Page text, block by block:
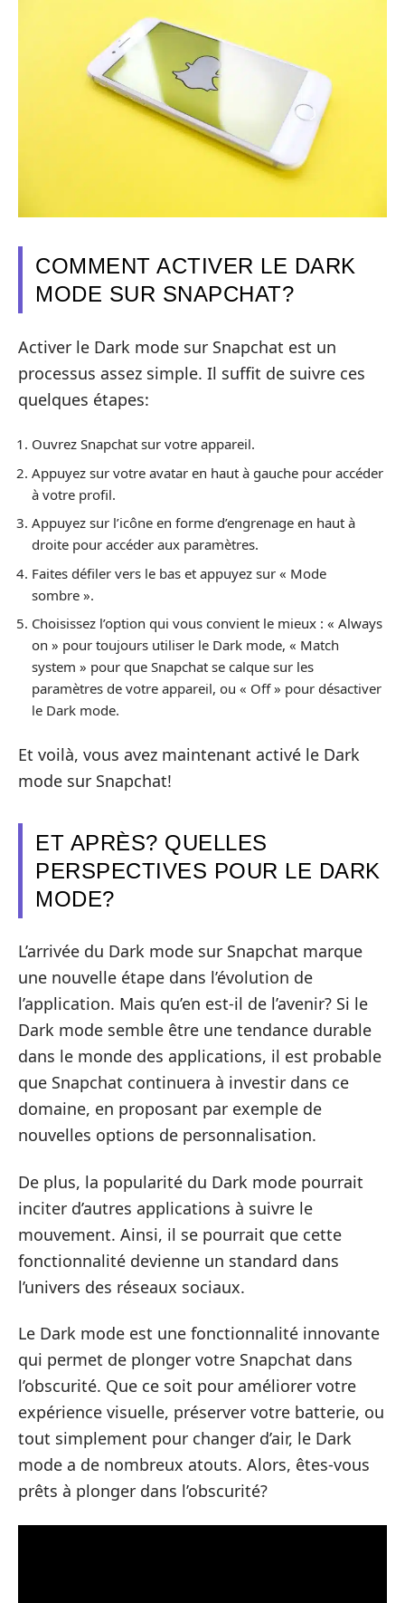
COMMENT ACTIVER LE DARK
MODE SUR SNAPCHAT?
Activer le Dark mode sur Snapchat est un
processus assez simple. Il suffit de suivre ces
quelques étapes:
Ouvrez Snapchat sur votre appareil.
Appuyez sur votre avatar en haut à gauche pour accéder
à votre profil.
Appuyez sur l’icône en forme d’engrenage en haut à
droite pour accéder aux paramètres.
Faites défiler vers le bas et appuyez sur « Mode
sombre ».
Choisissez l’option qui vous convient le mieux : « Always
on » pour toujours utiliser le Dark mode, « Match
system » pour que Snapchat se calque sur les
paramètres de votre appareil, ou « Off » pour désactiver
le Dark mode.
Et voilà, vous avez maintenant activé le Dark
mode sur Snapchat!
ET APRÈS? QUELLES
PERSPECTIVES POUR LE DARK
MODE?
L’arrivée du Dark mode sur Snapchat marque
une nouvelle étape dans l’évolution de
l’application. Mais qu’en est-il de l’avenir? Si le
Dark mode semble être une tendance durable
dans le monde des applications, il est probable
que Snapchat continuera à investir dans ce
domaine, en proposant par exemple de
nouvelles options de personnalisation.
De plus, la popularité du Dark mode pourrait
inciter d’autres applications à suivre le
mouvement. Ainsi, il se pourrait que cette
fonctionnalité devienne un standard dans
l’univers des réseaux sociaux.
Le Dark mode est une fonctionnalité innovante
qui permet de plonger votre Snapchat dans
l’obscurité. Que ce soit pour améliorer votre
expérience visuelle, préserver votre batterie, ou
tout simplement pour changer d’air, le Dark
mode a de nombreux atouts. Alors, êtes-vous
prêts à plonger dans l’obscurité?